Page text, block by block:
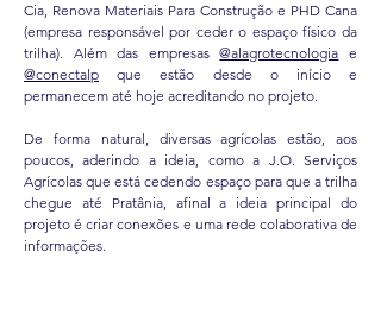
Cia, Renova Materiais Para Construção e PHD Cana
(empresa responsável por ceder o espaço físico da
trilha). Além das empresas@alagrotecnologia e
@conectalp que estão desde o início e
permanecem até hoje acreditando no projeto.
De forma natural, diversas agrícolas estão, aos
poucos, aderindo a ideia, como a J.O. Serviços
Agrícolas que está cedendo espaço para que a trilha
chegue até Pratânia, afinal a ideia principal do
projeto é criar conexões e uma rede colaborativa de
informações.